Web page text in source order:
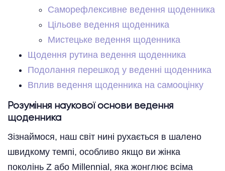
Саморефлексивне ведення щоденника
Цільове ведення щоденника
Мистецьке ведення щоденника
Щодення рутина ведення щоденника
Подолання перешкод у веденні щоденника
Вплив ведення щоденника на самооцінку
Розуміння наукової основи ведення
щоденника
Зізнаймося, наш світ нині рухається в шалено
швидкому темпі, особливо якщо ви жінка
поколінь Z або Millennial, яка жонглює всіма